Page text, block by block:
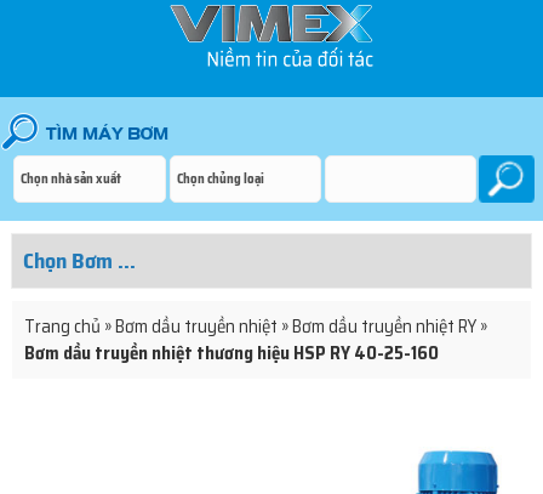
Trang chủ »Bơm dầu truyền nhiệt »Bơm dầu truyền nhiệt RY»
Bơm dầu truyền nhiệt thương hiệu HSP RY 40-25-160